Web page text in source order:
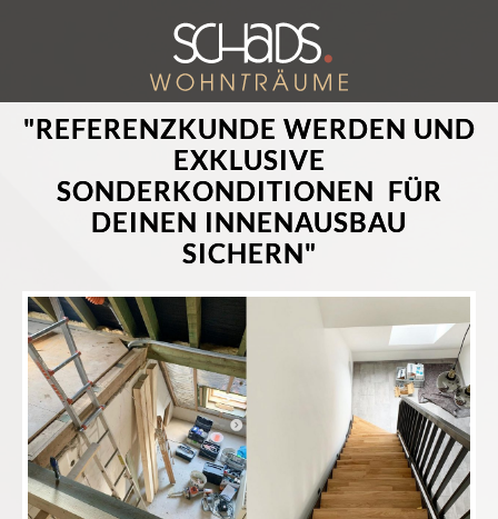
"REFERENZKUNDE WERDEN UND
EXKLUSIVE
SONDERKONDITIONEN FÜR
DEINEN INNENAUSBAU
SICHERN"